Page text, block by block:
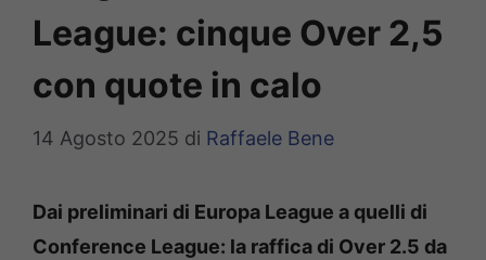
League: cinque Over 2,5
con quote in calo
14 Agosto 2025 di Raffaele Bene
Dai preliminari di Europa League a quelli di
Conference League: la raffica di Over 2.5 da